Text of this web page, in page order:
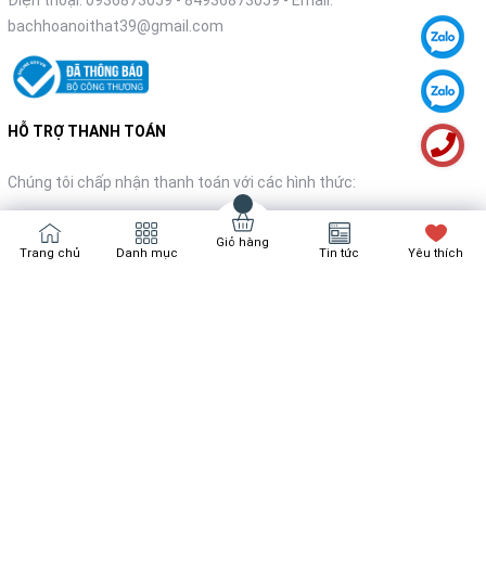
bachhoanoithat39@gmail.com
HỖ TRỢ THANH TOÁN
Chúng tôi chấp nhận thanh toán với các hình thức:
Trang chủ Danh mục
Giỏ hàng
Tin tức Yêu thích